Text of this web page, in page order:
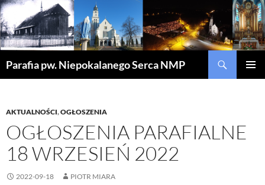
Parafia pw. Niepokalanego Serca NMP
AKTUALNOŚCI,OGŁOSZENIA
OGŁOSZENIA PARAFIALNE
18 WRZESIEŃ 2022
2022-09-18 PIOTR MIARA